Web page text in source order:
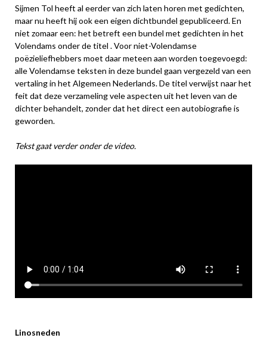
Sijmen Tol heeft al eerder van zich laten horen met gedichten,
maar nu heeft hij ook een eigen dichtbundel gepubliceerd. En
niet zomaar een: het betreft een bundel met gedichten in het
Volendams onder de titel . Voor niet-Volendamse
poëzieliefhebbers moet daar meteen aan worden toegevoegd:
alle Volendamse teksten in deze bundel gaan vergezeld van een
vertaling in het Algemeen Nederlands. De titel verwijst naar het
feit dat deze verzameling vele aspecten uit het leven van de
dichter behandelt, zonder dat het direct een autobiografie is
geworden.
Tekst gaat verder onder de video.
Linosneden